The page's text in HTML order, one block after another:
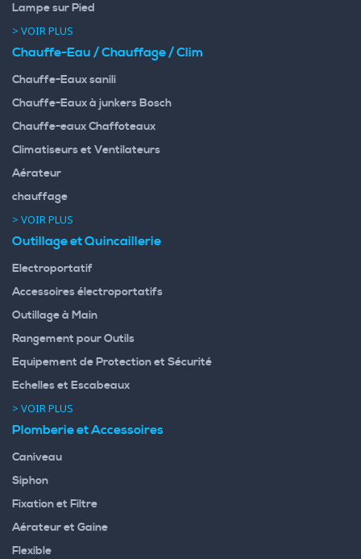
Lampe sur Pied
> VOIR PLUS
Chauffe-Eau / Chauffage / Clim
Chauffe-Eaux sanili
Chauffe-Eaux à junkers Bosch
Chauffe-eaux Chaffoteaux
Climatiseurs et Ventilateurs
Aérateur
chauffage
> VOIR PLUS
Outillage et Quincaillerie
Electroportatif
Accessoires électroportatifs
Outillage à Main
Rangement pour Outils
Equipement de Protection et Sécurité
Echelles et Escabeaux
> VOIR PLUS
Plomberie et Accessoires
Caniveau
Siphon
Fixation et Filtre
Aérateur et Gaine
Flexible